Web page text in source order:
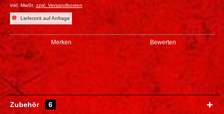
inkl. MwSt. zzgl. Versandkosten
Lieferzeit auf Anfrage
Merken Bewerten
Zubehör 6